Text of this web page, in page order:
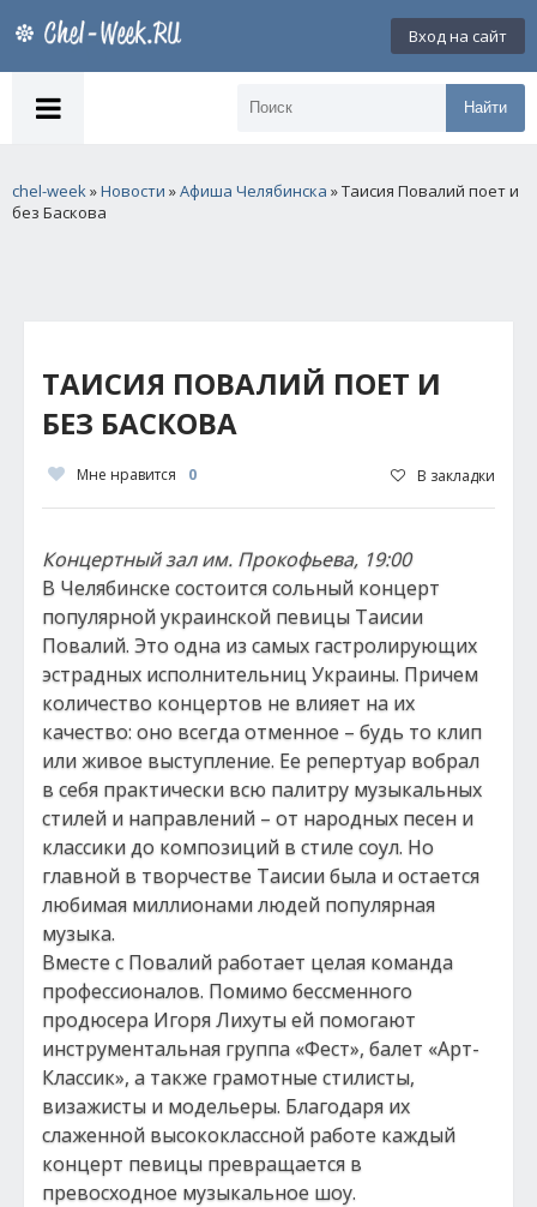
Вход на сайт
Найти
chel-week»Новости »Афиша Челябинска » Таисия Повалий поет и
без Баскова
ТАИСИЯ ПОВАЛИЙ ПОЕТ И
БЕЗ БАСКОВА
Мне нравится 0 В закладки
Концертный зал им. Прокофьева, 19:00
В Челябинске состоится сольный концерт
популярной украинской певицы Таисии
Повалий. Это одна из самых гастролирующих
эстрадных исполнительниц Украины. Причем
количество концертов не влияет на их
качество: оно всегда отменное – будь то клип
или живое выступление. Ее репертуар вобрал
в себя практически всю палитру музыкальных
стилей и направлений – от народных песен и
классики до композиций в стиле соул. Но
главной в творчестве Таисии была и остается
любимая миллионами людей популярная
музыка.
Вместе с Повалий работает целая команда
профессионалов. Помимо бессменного
продюсера Игоря Лихуты ей помогают
инструментальная группа «Фест», балет «Арт-
Классик», а также грамотные стилисты,
визажисты и модельеры. Благодаря их
слаженной высококлассной работе каждый
концерт певицы превращается в
превосходное музыкальное шоу.